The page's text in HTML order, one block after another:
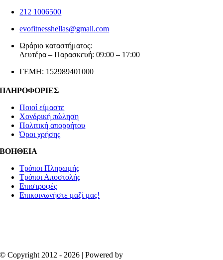
212 1006500
evofitnesshellas@gmail.com
Ωράριο καταστήματος:
Δευτέρα – Παρασκευή: 09:00 – 17:00
ΓΕΜΗ: 152989401000
ΠΛΗΡΟΦΟΡΙΕΣ
Ποιοί είμαστε
Χονδρική πώληση
Πολιτική απορρήτου
Όροι χρήσης
ΒΟΗΘΕΙΑ
Τρόποι Πληρωμής
Τρόποι Αποστολής
Επιστροφές
Επικοινωνήστε μαζί μας!
© Copyright 2012 - 2026 | Powered by